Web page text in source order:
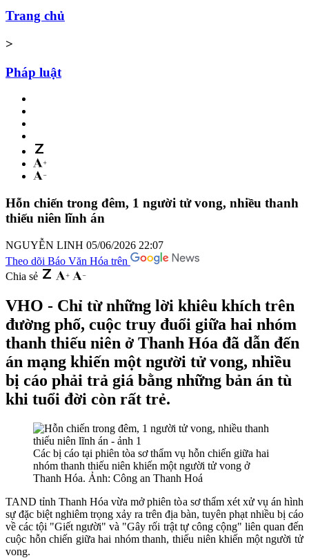
Trang chủ
>
Pháp luật
Hỗn chiến trong đêm, 1 người tử vong, nhiều thanh
thiếu niên lĩnh án
NGUYỄN LINH 05/06/2026 22:07
Theo dõi Báo Văn Hóa trên
Chia sẻ
VHO - Chỉ từ những lời khiêu khích trên
đường phố, cuộc truy đuổi giữa hai nhóm
thanh thiếu niên ở Thanh Hóa đã dẫn đến
án mạng khiến một người tử vong, nhiều
bị cáo phải trả giá bằng những bản án tù
khi tuổi đời còn rất trẻ.
Các bị cáo tại phiên tòa sơ thẩm vụ hỗn chiến giữa hai
nhóm thanh thiếu niên khiến một người tử vong ở
Thanh Hóa. Ảnh: Công an Thanh Hoá
TAND tỉnh Thanh Hóa vừa mở phiên tòa sơ thẩm xét xử vụ án hình
sự đặc biệt nghiêm trọng xảy ra trên địa bàn, tuyên phạt nhiều bị cáo
về các tội "Giết người" và "Gây rối trật tự công cộng" liên quan đến
cuộc hỗn chiến giữa hai nhóm thanh, thiếu niên khiến một người tử
vong.